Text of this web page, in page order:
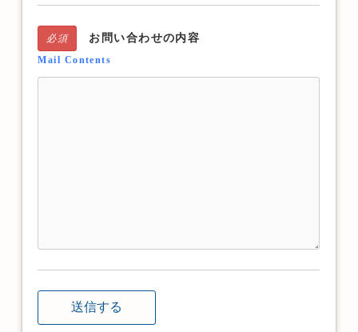
必須 お問い合わせの内容
Mail Contents